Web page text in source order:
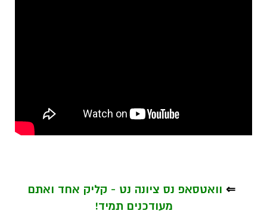
⇐ וואטסאפ נס ציונה נט - קליק אחד ואתם
מעודכנים תמיד!